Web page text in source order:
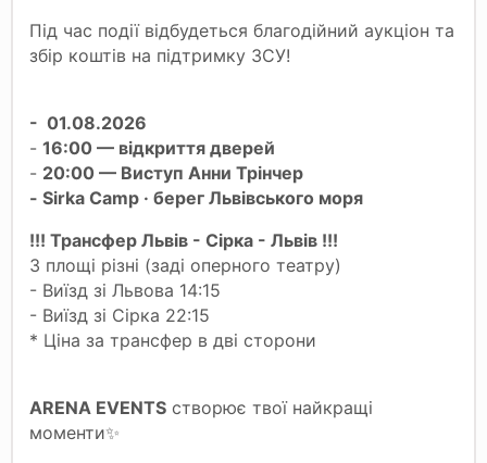
Під час події відбудеться благодійний аукціон та
збір коштів на підтримку ЗСУ!
- 01.08.2026
- 16:00 — відкриття дверей
- 20:00 — Виступ Анни Трінчер
- Sirka Camp · берег Львівського моря
!!! Трансфер Львів - Сірка - Львів !!!
З площі різні (заді оперного театру)
- Виїзд зі Львова 14:15
- Виїзд зі Сірка 22:15
* Ціна за трансфер в дві сторони
ARENA EVENTS створює твої найкращі
моменти✨